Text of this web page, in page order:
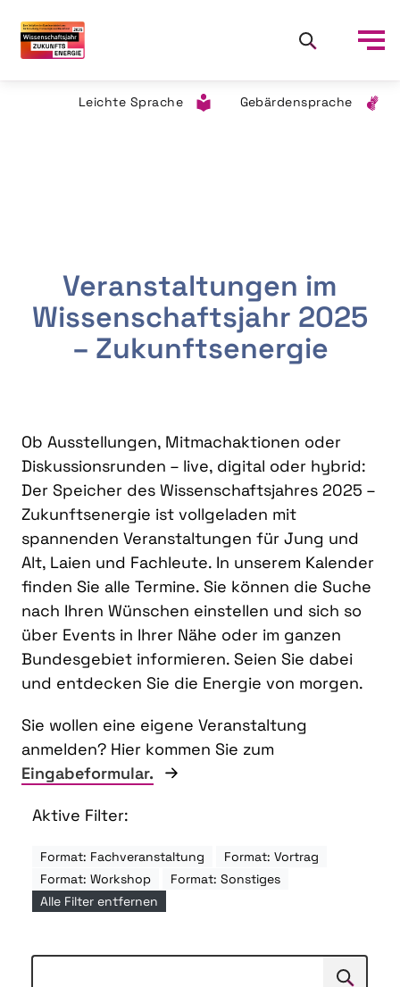
Leichte Sprache Gebärdensprache
Veranstaltungen im
Wissenschaftsjahr 2025
– Zukunftsenergie
Ob Ausstellungen, Mitmachaktionen oder
Diskussionsrunden – live, digital oder hybrid:
Der Speicher des Wissenschaftsjahres 2025 –
Zukunftsenergie ist vollgeladen mit
spannenden Veranstaltungen für Jung und
Alt, Laien und Fachleute. In unserem Kalender
finden Sie alle Termine. Sie können die Suche
nach Ihren Wünschen einstellen und sich so
über Events in Ihrer Nähe oder im ganzen
Bundesgebiet informieren. Seien Sie dabei
und entdecken Sie die Energie von morgen.
Sie wollen eine eigene Veranstaltung
anmelden? Hier kommen Sie zum
Eingabeformular.
Aktive Filter:
Format: Fachveranstaltung
Format: Vortrag
Format: Workshop
Format: Sonstiges
Alle Filter entfernen
Suchen